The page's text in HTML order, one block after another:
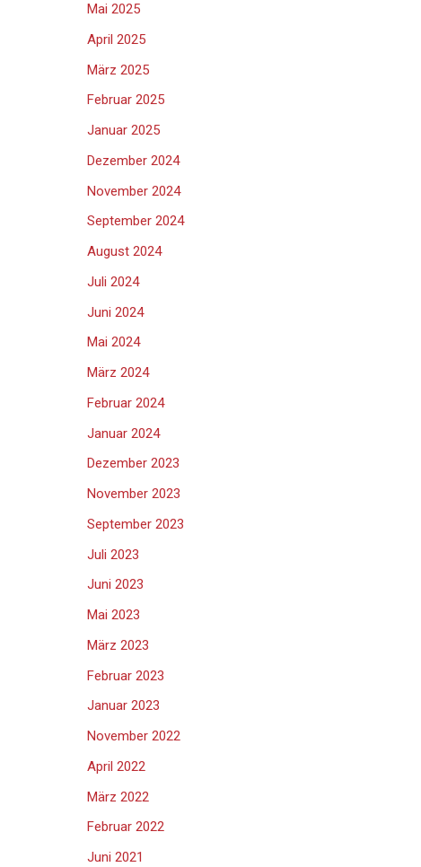
Mai 2025
April 2025
März 2025
Februar 2025
Januar 2025
Dezember 2024
November 2024
September 2024
August 2024
Juli 2024
Juni 2024
Mai 2024
März 2024
Februar 2024
Januar 2024
Dezember 2023
November 2023
September 2023
Juli 2023
Juni 2023
Mai 2023
März 2023
Februar 2023
Januar 2023
November 2022
April 2022
März 2022
Februar 2022
Juni 2021